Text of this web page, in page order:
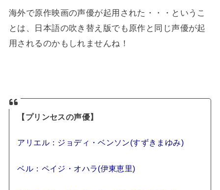
海外で原作映画の声優が起用された・・・というこ
とは、日本語の吹き替え版でも原作と同じ声優が起
用されるのかもしれませんね！
【プリンセスの声優】
アリエル：ジョディ・ベンソン(すずきまゆみ)
ベル：ペイジ・オハラ(伊東恵里)